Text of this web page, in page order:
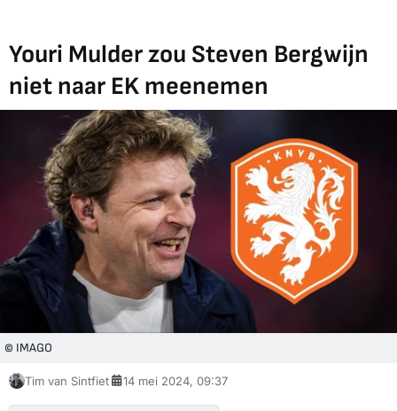
Youri Mulder zou Steven Bergwijn
niet naar EK meenemen
© IMAGO
Tim van Sintfiet 14 mei 2024, 09:37